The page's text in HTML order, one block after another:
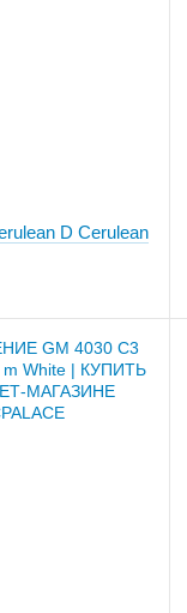
D Cerulean